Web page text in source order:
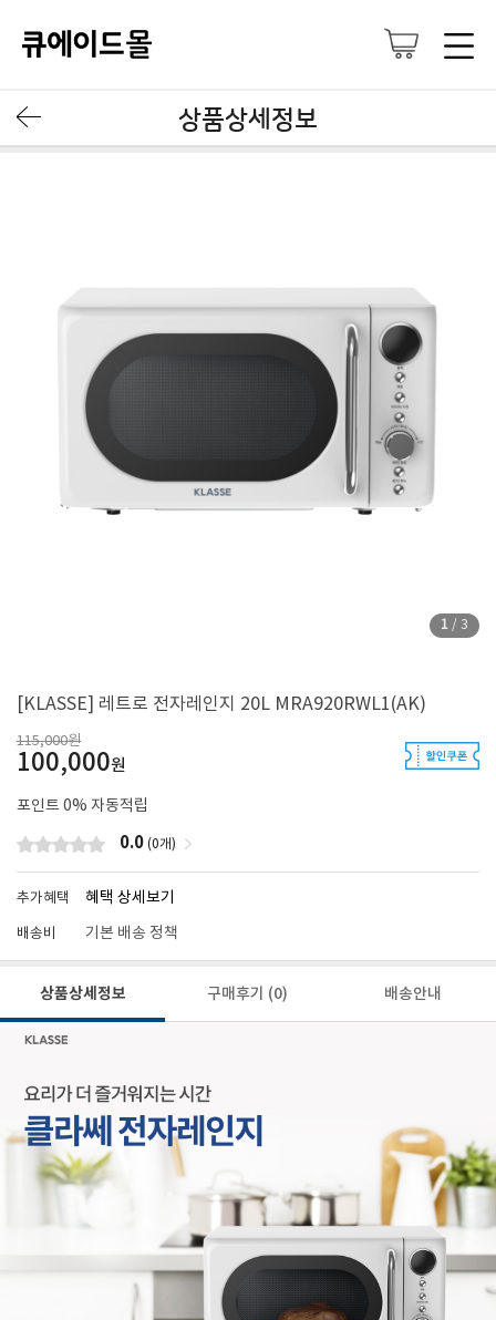
상품상세정보
1 / 3
[KLASSE] 레트로 전자레인지 20L MRA920RWL1(AK)
115,000원
100,000원
포인트 0% 자동적립
0.0 (0개)
추가혜택 혜택 상세보기
배송비 기본 배송 정책
상품상세정보 구매후기 (0) 배송안내